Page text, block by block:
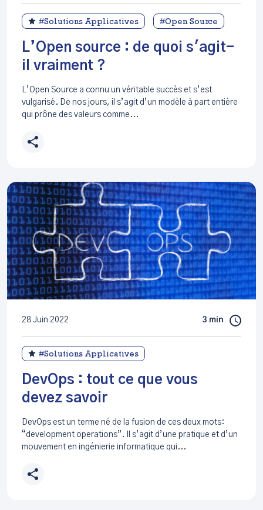
#Solutions Applicatives #Open Source
L’Open source : de quoi s'agit-
il vraiment ?
L’Open Source a connu un véritable succès et s’est
vulgarisé. De nos jours, il s’agit d’un modèle à part entière
qui prône des valeurs comme...
28 Juin 2022 3 min
#Solutions Applicatives
DevOps : tout ce que vous
devez savoir
DevOps est un terme né de la fusion de ces deux mots:
“development operations”. Il s’agit d’une pratique et d’un
mouvement en ingénierie informatique qui...